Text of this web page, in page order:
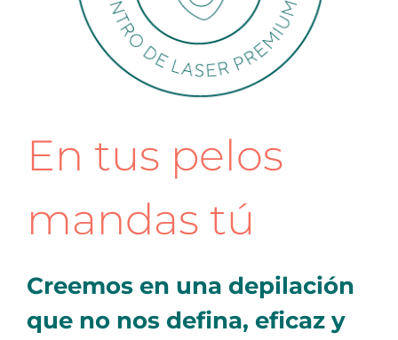
En tus pelos
mandas tú
Creemos en una depilación
que no nos defina, eficaz y